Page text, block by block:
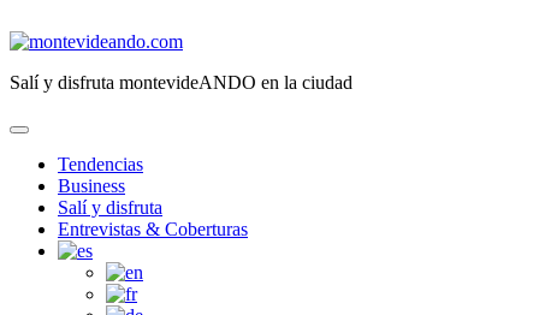
al
montevideando.com
Salí y disfruta montevideANDO en la ciudad
Tendencias
Business
Salí y disfruta
Entrevistas & Coberturas